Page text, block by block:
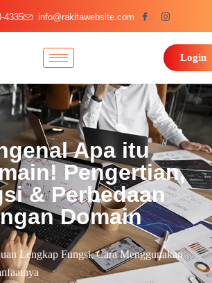
4335 info@rakitawebsite.com
Login
Apa itu
Pengertian,
& Perbedaan
Domain
Lengkap Fungsi, Cara Menggunakan